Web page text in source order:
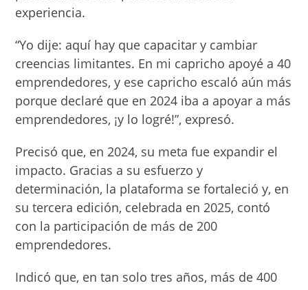
experiencia.
“Yo dije: aquí hay que capacitar y cambiar
creencias limitantes. En mi capricho apoyé a 40
emprendedores, y ese capricho escaló aún más
porque declaré que en 2024 iba a apoyar a más
emprendedores, ¡y lo logré!”, expresó.
Precisó que, en 2024, su meta fue expandir el
impacto. Gracias a su esfuerzo y
determinación, la plataforma se fortaleció y, en
su tercera edición, celebrada en 2025, contó
con la participación de más de 200
emprendedores.
Indicó que, en tan solo tres años, más de 400